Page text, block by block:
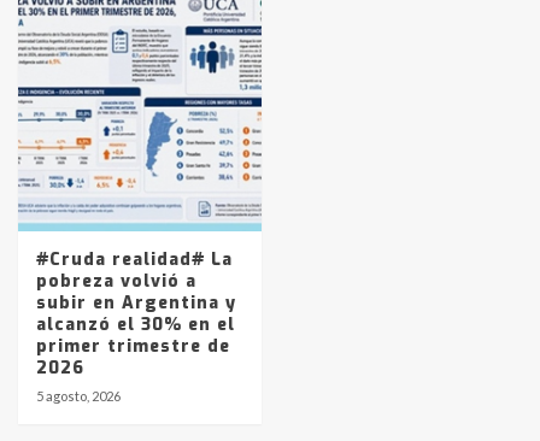
#Cruda realidad# La
pobreza volvió a
subir en Argentina y
alcanzó el 30% en el
primer trimestre de
2026
5 agosto, 2026